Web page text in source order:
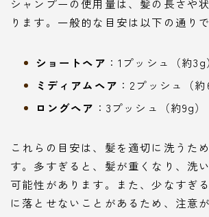
シャンプーの使用量は、髪の長さや
ります。一般的な目安は以下の通りで
ショートヘア ：1プッシュ（約3g
ミディアムヘア ：2プッシュ（約
ロングヘア ：3プッシュ（約9g）
これらの目安は、髪を適切に洗うた
す。多すぎると、髪が重くなり、洗
可能性があります。また、少なすぎ
に落とせないことがあるため、注意が